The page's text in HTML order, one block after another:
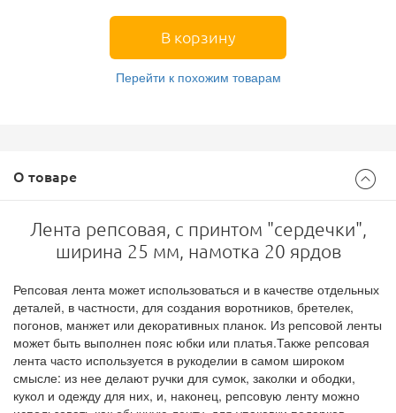
В корзину
Перейти к похожим товарам
О товаре
Лента репсовая, с принтом "сердечки",
ширина 25 мм, намотка 20 ярдов
Репсовая лента может использоваться и в качестве отдельных
деталей, в частности, для создания воротников, бретелек,
погонов, манжет или декоративных планок. Из репсовой ленты
может быть выполнен пояс юбки или платья.Также репсовая
лента часто используется в рукоделии в самом широком
смысле: из нее делают ручки для сумок, заколки и ободки,
кукол и одежду для них, и, наконец, репсовую ленту можно